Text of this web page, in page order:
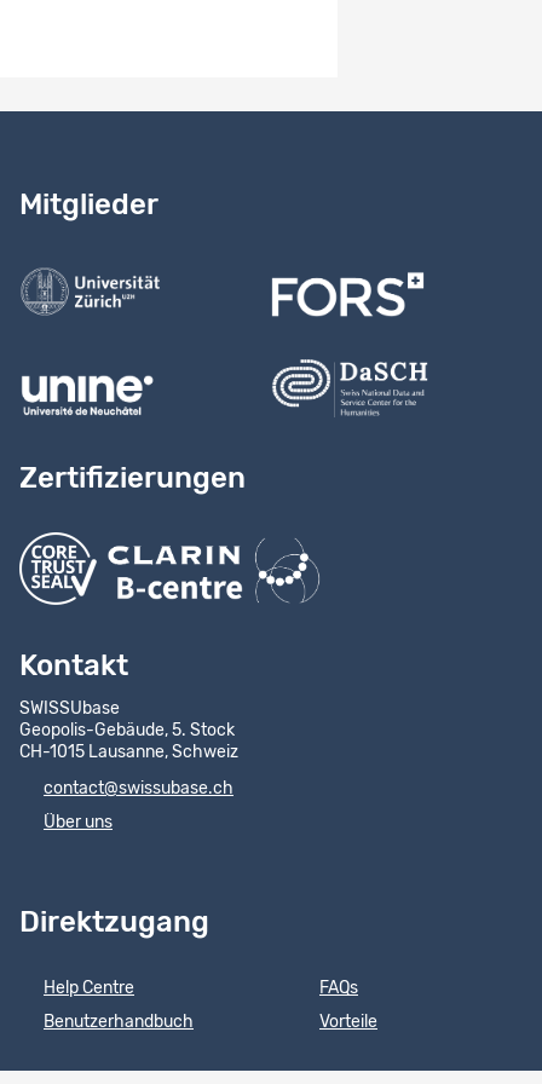
Mitglieder
Zertifizierungen
Kontakt
SWISSUbase
Geopolis-Gebäude, 5. Stock
CH-1015 Lausanne, Schweiz
contact@swissubase.ch
Über uns
Direktzugang
Help Centre
Benutzerhandbuch
FAQs
Vorteile